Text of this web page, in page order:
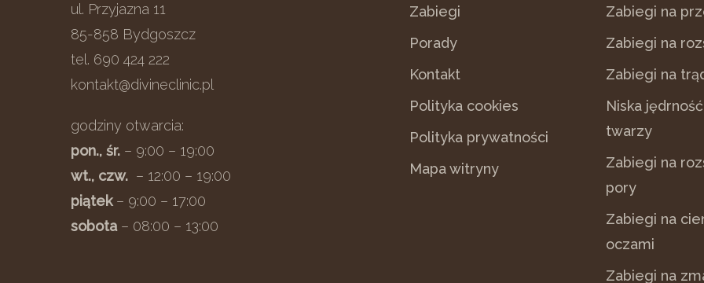
ul. Przyjazna 11
85-858 Bydgoszcz
tel. 690 424 222
kontakt@divineclinic.pl
godziny otwarcia:
pon., śr. – 9:00 – 19:00
wt., czw. – 12:00 – 19:00
piątek– 9:00 – 17:00
sobota– 08:00 – 13:00
Zabiegi
Porady
Kontakt
Polityka cookies
Polityka prywatności
Mapa witryny
Zabiegi na
Zabiegi na
Zabiegi na
Niska
twarzy
Zabiegi na
pory
Zabiegi na
oczami
Zabiegi na